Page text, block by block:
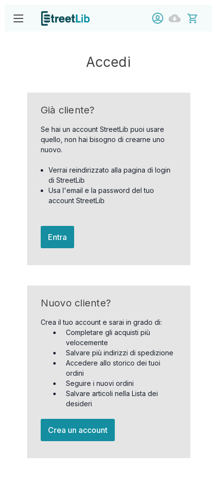
Accedi
Già cliente?
Se hai un account StreetLib puoi usare
quello, non hai bisogno di crearne uno
nuovo.
Verrai reindirizzato alla pagina di login
di StreetLib
Usa l'email e la password del tuo
account StreetLib
Entra
Nuovo cliente?
Crea il tuo account e sarai in grado di:
Completare gli acquisti più
velocemente
Salvare più indirizzi di spedizione
Accedere allo storico dei tuoi
ordini
Seguire i nuovi ordini
Salvare articoli nella Lista dei
desideri
Crea un account